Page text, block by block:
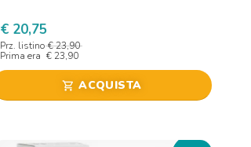
€ 20,75
Prz. listino € 23,90
Prima era € 23,90
shopping_cart ACQUISTA